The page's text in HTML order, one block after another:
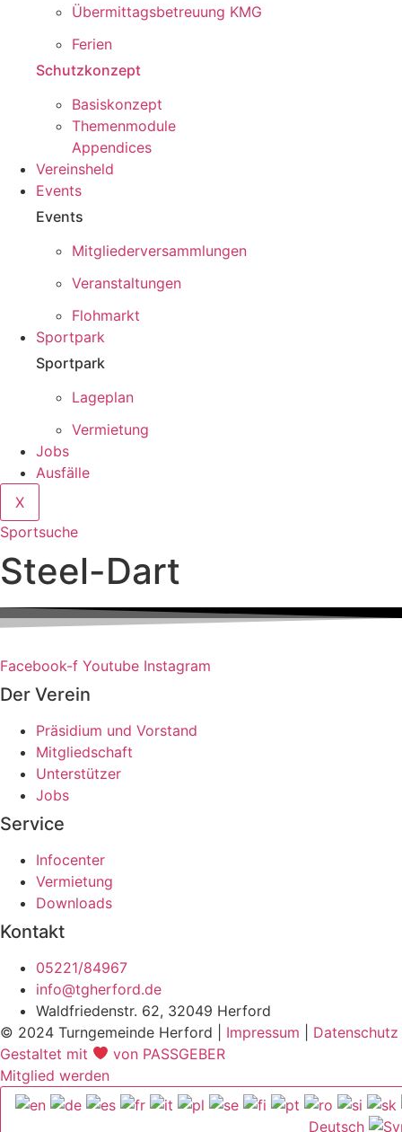
Übermittagsbetreuung KMG
Ferien
Schutzkonzept
Basiskonzept
Themenmodule
Appendices
Vereinsheld
Events
Events
Mitgliederversammlungen
Veranstaltungen
Flohmarkt
Sportpark
Sportpark
Lageplan
Vermietung
Jobs
Ausfälle
X
Sportsuche
Steel-Dart
Facebook-f Youtube Instagram
Der Verein
Präsidium und Vorstand
Mitgliedschaft
Unterstützer
Jobs
Service
Infocenter
Vermietung
Downloads
Kontakt
05221/84967
info@tgherford.de
Waldfriedenstr. 62, 32049 Herford
© 2024 Turngemeinde Herford | Impressum
Datenschutz
Gestaltet mit
von PASSGEBER
Mitglied werden
Deutsch